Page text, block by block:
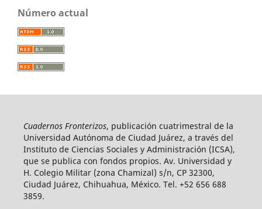
Número actual
Cuadernos Fronterizos, publicación cuatrimestral de la
Universidad Autónoma de Ciudad Juárez, a través del
Instituto de Ciencias Sociales y Administración (ICSA),
que se publica con fondos propios. Av. Universidad y
H. Colegio Militar (zona Chamizal) s/n, CP 32300,
Ciudad Juárez, Chihuahua, México. Tel. +52 656 688
3859.